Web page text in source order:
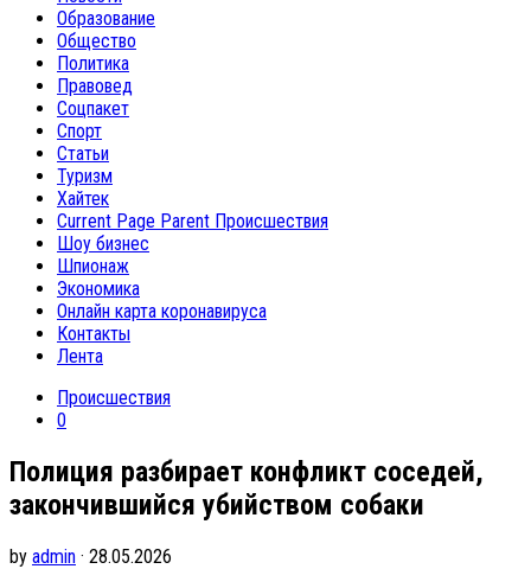
Образование
Общество
Политика
Правовед
Соцпакет
Спорт
Статьи
Туризм
Хайтек
Current Page Parent Происшествия
Шоу бизнес
Шпионаж
Экономика
Онлайн карта коронавируса
Контакты
Лента
Происшествия
0
Полиция разбирает конфликт соседей,
закончившийся убийством собаки
by admin · 28.05.2026